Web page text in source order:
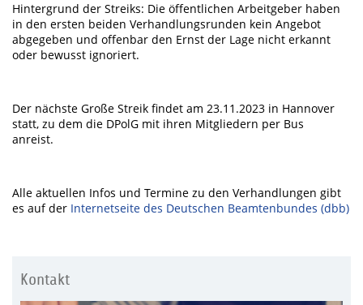
Hintergrund der Streiks: Die öffentlichen Arbeitgeber haben
in den ersten beiden Verhandlungsrunden kein Angebot
abgegeben und offenbar den Ernst der Lage nicht erkannt
oder bewusst ignoriert.
Der nächste Große Streik findet am 23.11.2023 in Hannover
statt, zu dem die DPolG mit ihren Mitgliedern per Bus
anreist.
Alle aktuellen Infos und Termine zu den Verhandlungen gibt
es auf der Internetseite des Deutschen Beamtenbundes (dbb)
Kontakt